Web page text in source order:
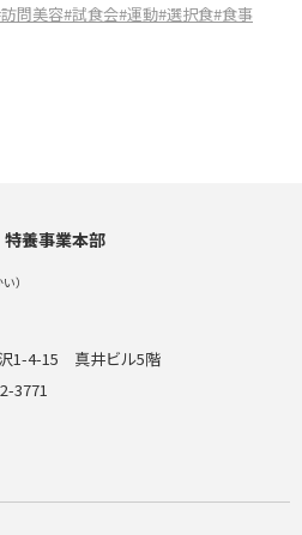
問美容#試食会#運動#選択食#食事
特養事業本部
）
1-4-15 真井ビル5階
3771